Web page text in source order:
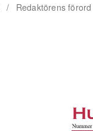
/ Redaktörens förord